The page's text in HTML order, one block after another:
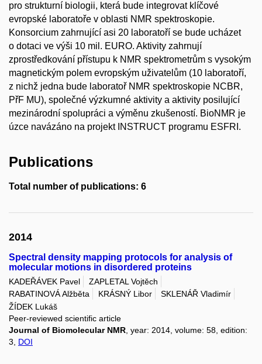
pro strukturní biologii, která bude integrovat klíčové
evropské laboratoře v oblasti NMR spektroskopie.
Konsorcium zahrnující asi 20 laboratoří se bude ucházet
o dotaci ve výši 10 mil. EURO. Aktivity zahrnují
zprostředkování přístupu k NMR spektrometrům s vysokým
magnetickým polem evropským uživatelům (10 laboratoří,
z nichž jedna bude laboratoř NMR spektroskopie NCBR,
PřF MU), společné výzkumné aktivity a aktivity posilující
mezinárodní spolupráci a výměnu zkušeností. BioNMR je
úzce navázáno na projekt INSTRUCT programu ESFRI.
Publications
Total number of publications: 6
2014
Spectral density mapping protocols for analysis of
molecular motions in disordered proteins
KADEŘÁVEK Pavel
ZAPLETAL Vojtěch
RABATINOVÁ Alžběta
KRÁSNÝ Libor
SKLENÁŘ Vladimír
ŽÍDEK Lukáš
Peer-reviewed scientific article
Journal of Biomolecular NMR , year: 2014, volume: 58, edition:
3, DOI